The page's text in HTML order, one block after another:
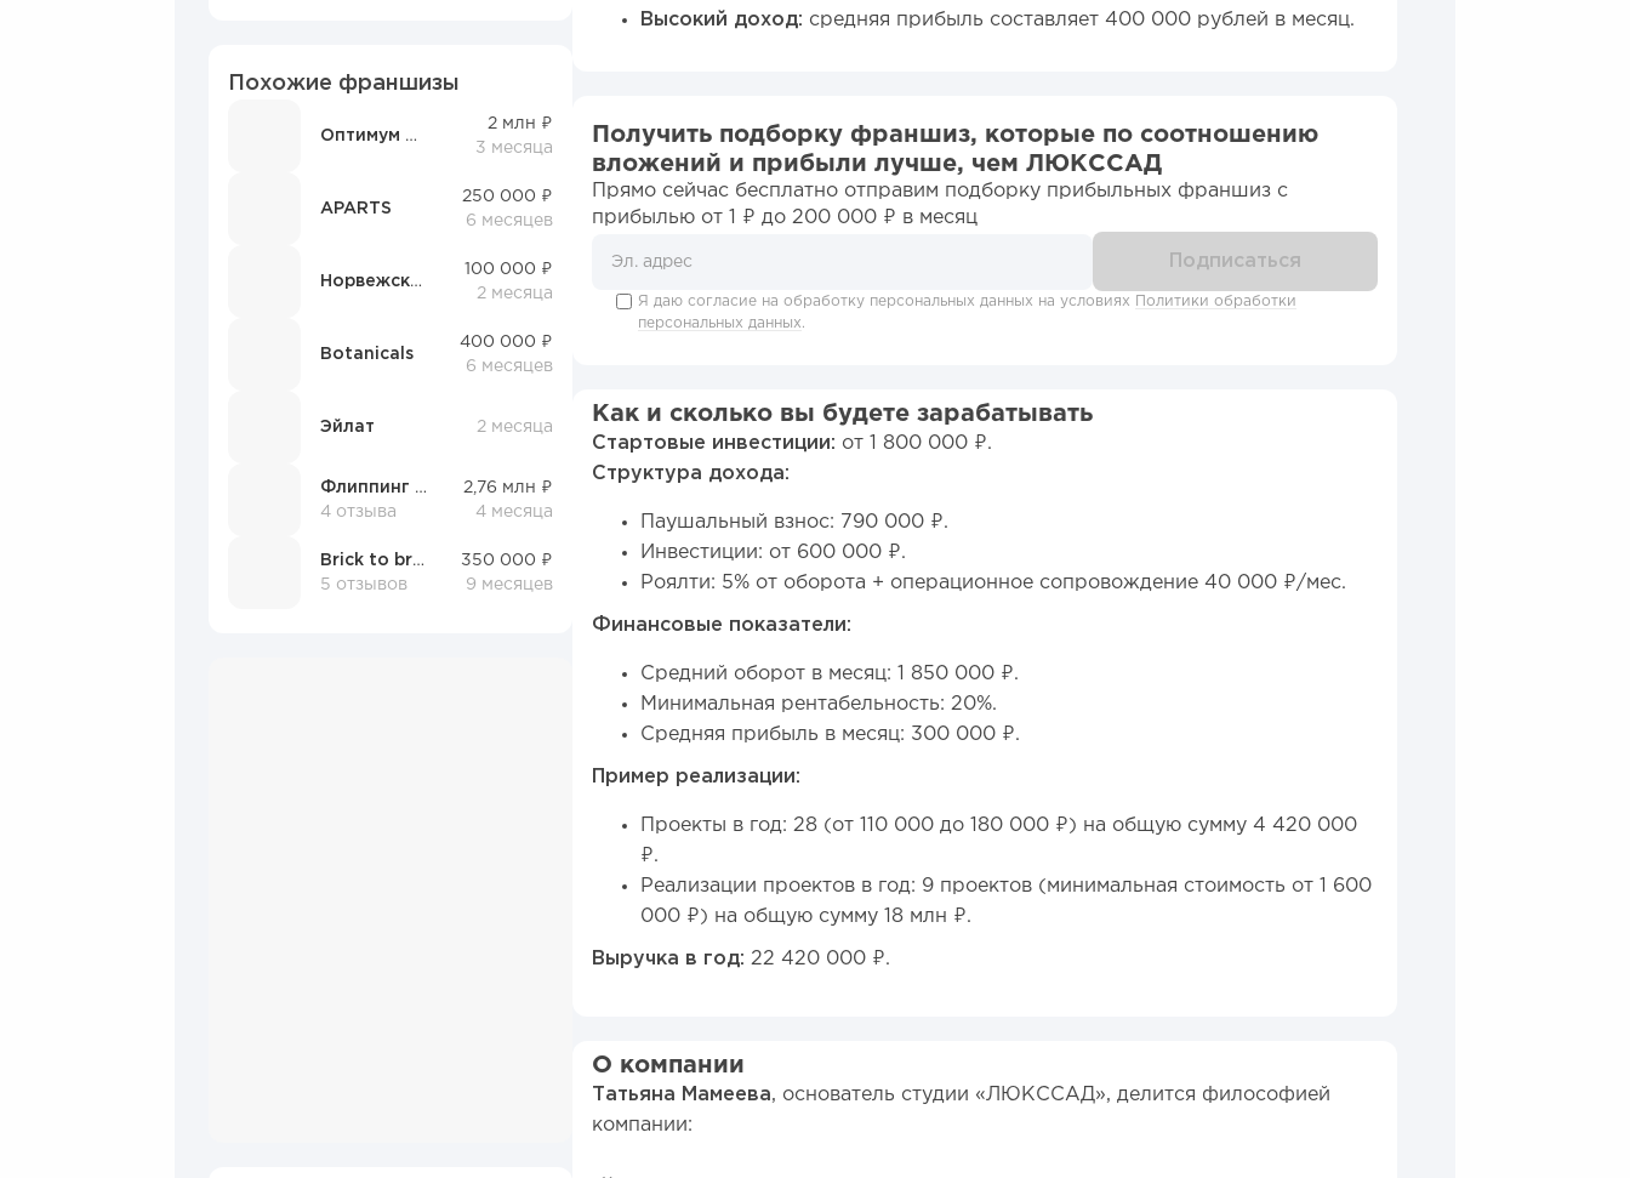
Похожие франшизы
Оптимум Прайс
2 млн ₽
3 месяца
APARTS
250 000 ₽
6 месяцев
Норвежский дом
100 000 ₽
2 месяца
Botanicals
400 000 ₽
6 месяцев
Эйлат 2 месяца
Флиппинг Поинт
4 отзыва
2,76 млн ₽
4 месяца
Brick to brick
5 отзывов
350 000 ₽
9 месяцев
Высокий доход: средняя прибыль составляет 400 000 рублей в месяц.
Получить подборку франшиз, которые по соотношению
вложений и прибыли лучше, чем ЛЮКССАД
Прямо сейчас бесплатно отправим подборку прибыльных франшиз c
прибылью от 1 ₽ до 200 000 ₽ в месяц
Я даю согласие на обработку персональных данных на условиях
Политики обработки
персональных данных.
Как и сколько вы будете зарабатывать
Стартовые инвестиции: от 1 800 000 ₽.
Структура дохода:
Паушальный взнос: 790 000 ₽.
Инвестиции: от 600 000 ₽.
Роялти: 5% от оборота + операционное сопровождение 40 000 ₽/мес.
Финансовые показатели:
Средний оборот в месяц: 1 850 000 ₽.
Минимальная рентабельность: 20%.
Средняя прибыль в месяц: 300 000 ₽.
Пример реализации:
Проекты в год: 28 (от 110 000 до 180 000 ₽) на общую сумму 4 420 000
₽.
Реализации проектов в год: 9 проектов (минимальная стоимость от 1 600
000 ₽) на общую сумму 18 млн ₽.
Выручка в год: 22 420 000 ₽.
О компании
Татьяна Мамеева, основатель студии «ЛЮКССАД», делится философией
компании: